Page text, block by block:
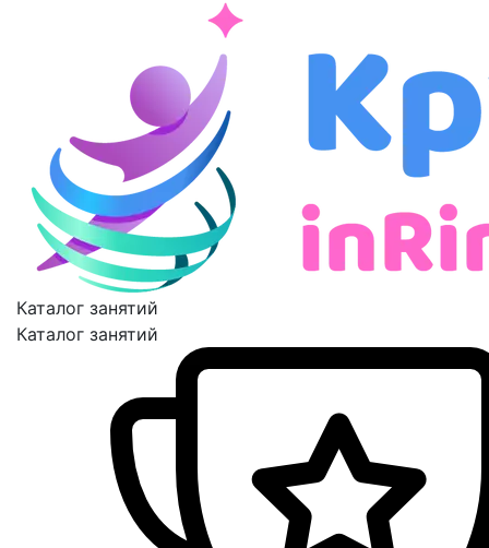
Каталог занятий
Каталог занятий